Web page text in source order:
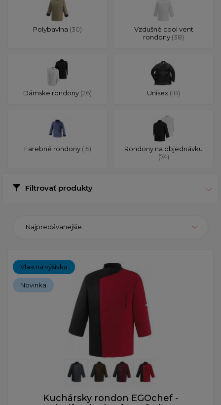
Polybavlna (30)
Vzdušné cool vent
rondony (38)
Dámske rondony (26) Unisex (18)
Farebné rondony (15)
Rondony na objednávku
(74)
Filtrovať produkty
Najpredávanejšie
Vlastná výšivka
Novinka
Kuchársky rondon EGOchef -